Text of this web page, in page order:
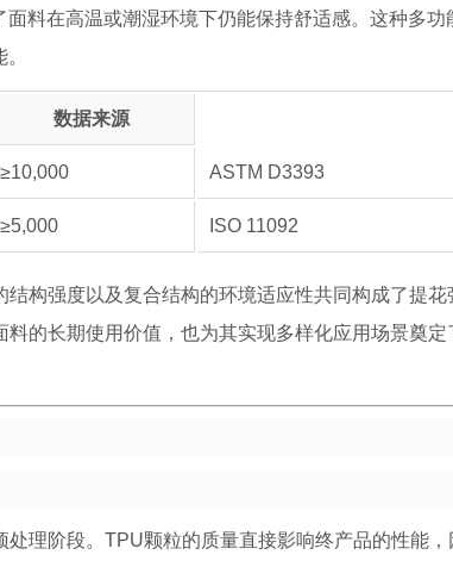
料在高温或潮湿环境下仍能保持舒适感。这种多功
数据来源
≥10,000 ASTM D3393
≥5,000 ISO 11092
构强度以及复合结构的环境适应性共同构成了提花
的长期使用价值，也为其实现多样化应用场景奠定
理阶段。TPU颗粒的质量直接影响终产品的性能，